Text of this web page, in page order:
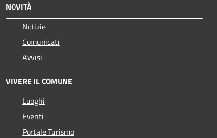
NOVITÀ
Notizie
Comunicati
Avvisi
VIVERE IL COMUNE
Luoghi
Eventi
Portale Turismo